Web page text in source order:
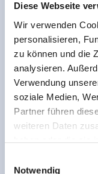
Diese Webseite
Wir verwenden
personalisieren,
zu können und die
analysieren.
Verwendung
soziale Medien,
Partner führen
weiteren Daten
haben oder die sie
Notwendig